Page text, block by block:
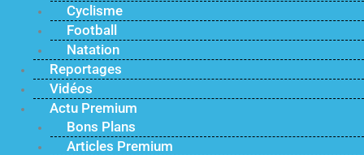
Cyclisme
Football
Natation
Reportages
Vidéos
Actu Premium
Bons Plans
Articles Premium